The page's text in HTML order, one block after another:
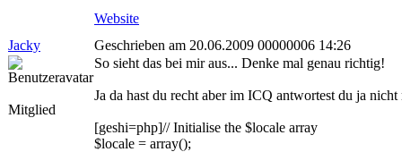
Website
Jacky
Geschrieben am 20.06.2009 00000006 14:26
Mitglied
So sieht das bei mir aus... Denke mal genau richtig!
Ja da hast du recht aber im ICQ antwortest du ja nicht
[geshi=php]// Initialise the $locale array
$locale = array();